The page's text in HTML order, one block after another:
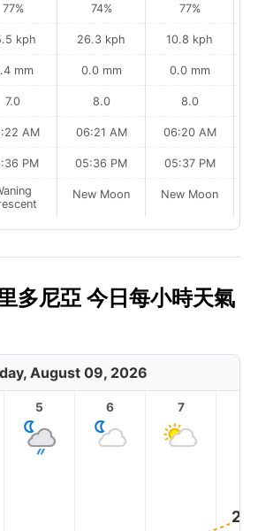
77%
kph
mm
7.0
AM
PM
74%
26.3 kph
0.0 mm
8.0
06:21 AM
05:36 PM
New Moon
77%
10.8 kph
0.0 mm
8.0
06:20 AM
05:37 PM
New Moon
多尼亞 今日每小時天氣
August 09, 2026
5 6 7